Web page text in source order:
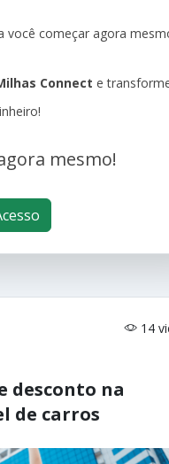
você começar agora
Connect e
mesmo!
14
desconto na
de carros